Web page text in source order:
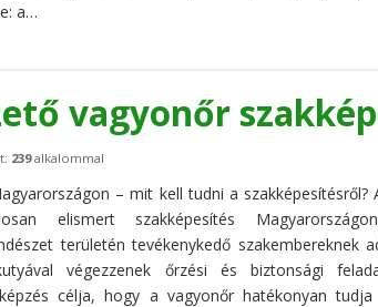
a…
vagyonőr
239alkalommal
– mit kell tudni a szakképesítésről?
elismert szakképesítés
területén tevékenykedő szakembereknek
végezzenek őrzési és biztonsági
célja, hogy a vagyonőr hatékonyan